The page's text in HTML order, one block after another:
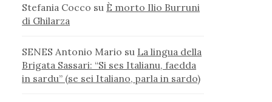
Stefania Cocco su È morto Ilio Burruni
di Ghilarza
SENES Antonio Mario su La lingua della
Brigata Sassari: “Si ses Italianu, faedda
in sardu” (se sei Italiano, parla in sardo)